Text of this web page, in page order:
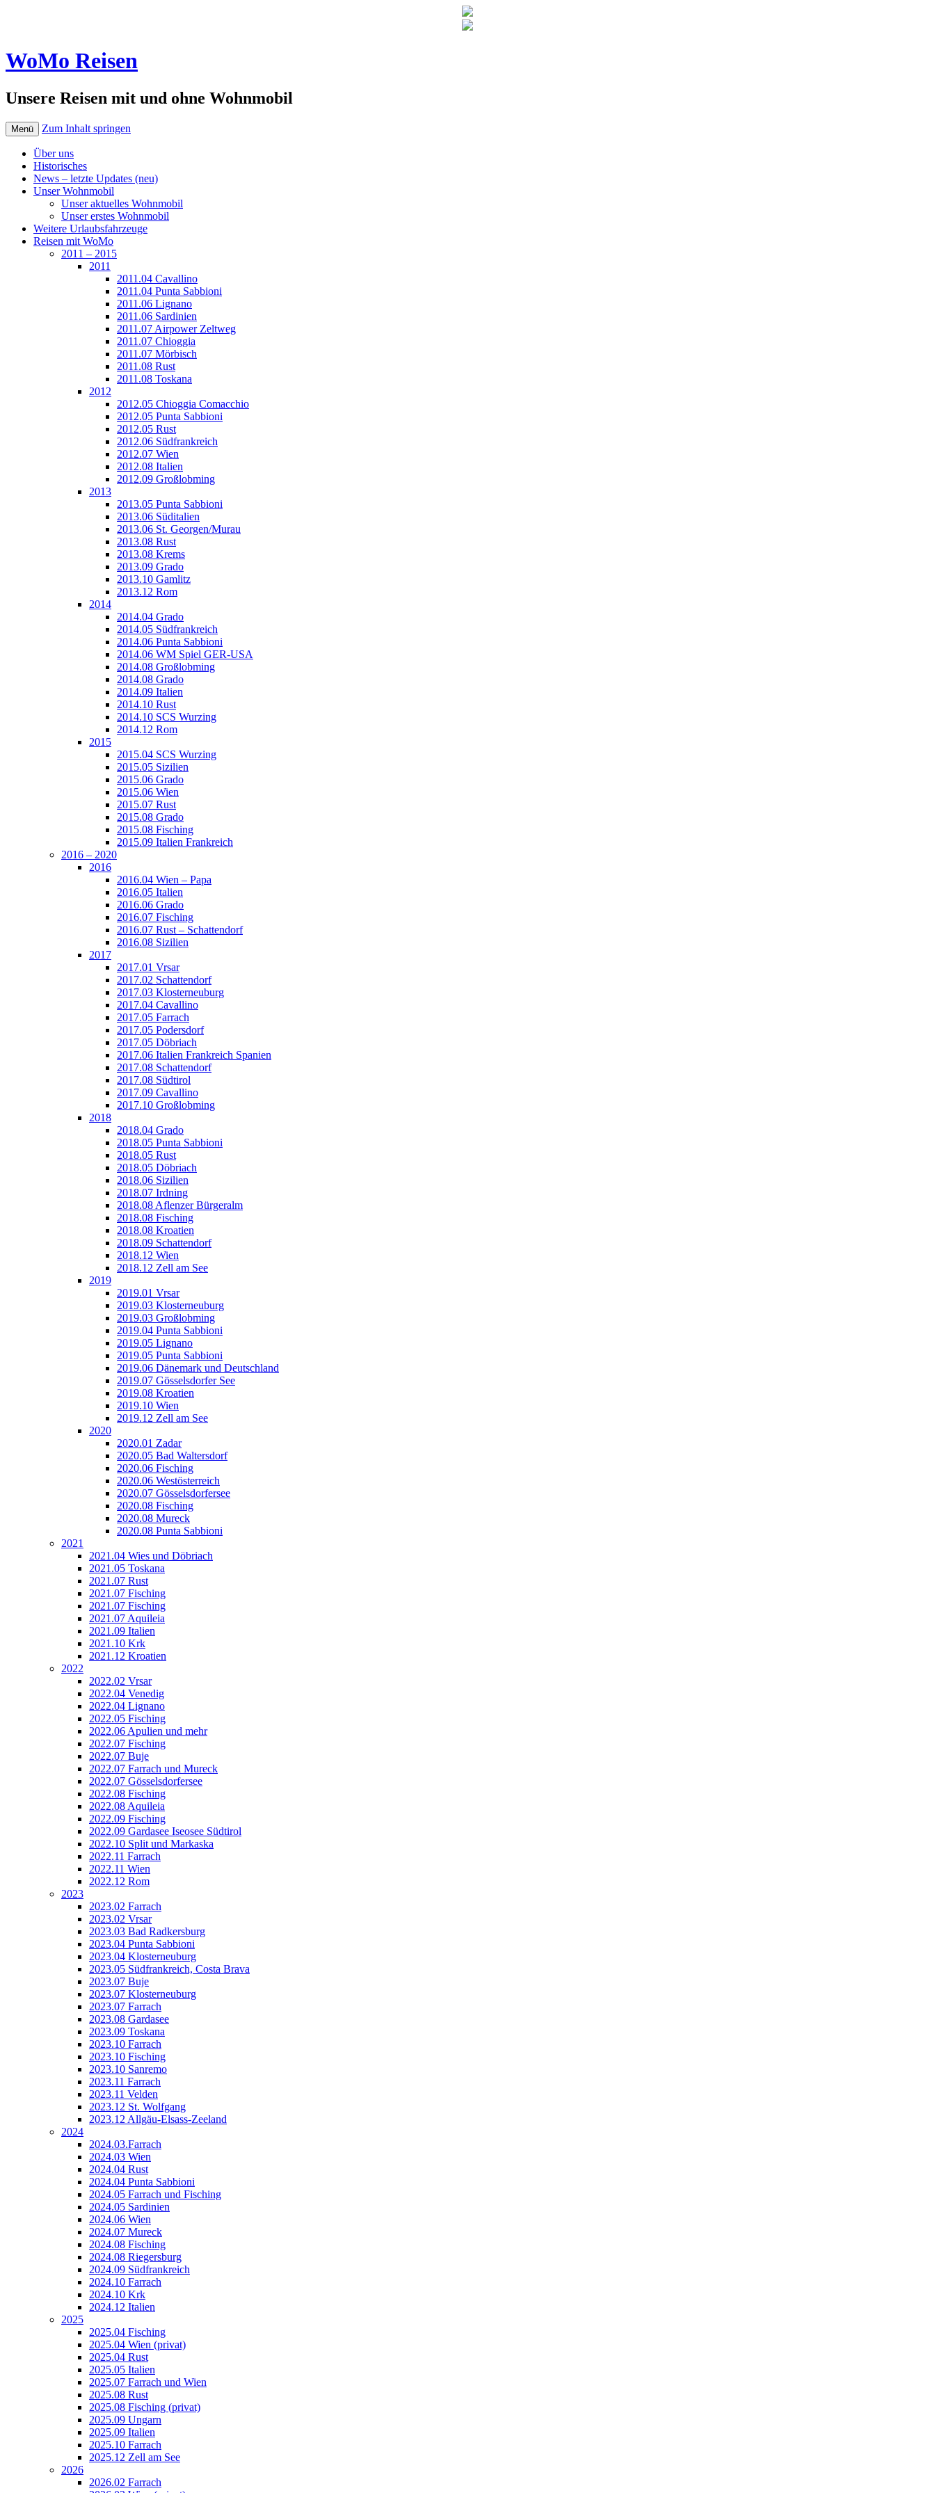
WoMo Reisen
Unsere Reisen mit und ohne Wohnmobil
Menü Zum Inhalt springen
Über uns
Historisches
News – letzte Updates (neu)
Unser Wohnmobil
Unser aktuelles Wohnmobil
Unser erstes Wohnmobil
Weitere Urlaubsfahrzeuge
Reisen mit WoMo
2011 – 2015
2011
2011.04 Cavallino
2011.04 Punta Sabbioni
2011.06 Lignano
2011.06 Sardinien
2011.07 Airpower Zeltweg
2011.07 Chioggia
2011.07 Mörbisch
2011.08 Rust
2011.08 Toskana
2012
2012.05 Chioggia Comacchio
2012.05 Punta Sabbioni
2012.05 Rust
2012.06 Südfrankreich
2012.07 Wien
2012.08 Italien
2012.09 Großlobming
2013
2013.05 Punta Sabbioni
2013.06 Süditalien
2013.06 St. Georgen/Murau
2013.08 Rust
2013.08 Krems
2013.09 Grado
2013.10 Gamlitz
2013.12 Rom
2014
2014.04 Grado
2014.05 Südfrankreich
2014.06 Punta Sabbioni
2014.06 WM Spiel GER-USA
2014.08 Großlobming
2014.08 Grado
2014.09 Italien
2014.10 Rust
2014.10 SCS Wurzing
2014.12 Rom
2015
2015.04 SCS Wurzing
2015.05 Sizilien
2015.06 Grado
2015.06 Wien
2015.07 Rust
2015.08 Grado
2015.08 Fisching
2015.09 Italien Frankreich
2016 – 2020
2016
2016.04 Wien – Papa
2016.05 Italien
2016.06 Grado
2016.07 Fisching
2016.07 Rust – Schattendorf
2016.08 Sizilien
2017
2017.01 Vrsar
2017.02 Schattendorf
2017.03 Klosterneuburg
2017.04 Cavallino
2017.05 Farrach
2017.05 Podersdorf
2017.05 Döbriach
2017.06 Italien Frankreich Spanien
2017.08 Schattendorf
2017.08 Südtirol
2017.09 Cavallino
2017.10 Großlobming
2018
2018.04 Grado
2018.05 Punta Sabbioni
2018.05 Rust
2018.05 Döbriach
2018.06 Sizilien
2018.07 Irdning
2018.08 Aflenzer Bürgeralm
2018.08 Fisching
2018.08 Kroatien
2018.09 Schattendorf
2018.12 Wien
2018.12 Zell am See
2019
2019.01 Vrsar
2019.03 Klosterneuburg
2019.03 Großlobming
2019.04 Punta Sabbioni
2019.05 Lignano
2019.05 Punta Sabbioni
2019.06 Dänemark und Deutschland
2019.07 Gösselsdorfer See
2019.08 Kroatien
2019.10 Wien
2019.12 Zell am See
2020
2020.01 Zadar
2020.05 Bad Waltersdorf
2020.06 Fisching
2020.06 Westösterreich
2020.07 Gösselsdorfersee
2020.08 Fisching
2020.08 Mureck
2020.08 Punta Sabbioni
2021
2021.04 Wies und Döbriach
2021.05 Toskana
2021.07 Rust
2021.07 Fisching
2021.07 Fisching
2021.07 Aquileia
2021.09 Italien
2021.10 Krk
2021.12 Kroatien
2022
2022.02 Vrsar
2022.04 Venedig
2022.04 Lignano
2022.05 Fisching
2022.06 Apulien und mehr
2022.07 Fisching
2022.07 Buje
2022.07 Farrach und Mureck
2022.07 Gösselsdorfersee
2022.08 Fisching
2022.08 Aquileia
2022.09 Fisching
2022.09 Gardasee Iseosee Südtirol
2022.10 Split und Markaska
2022.11 Farrach
2022.11 Wien
2022.12 Rom
2023
2023.02 Farrach
2023.02 Vrsar
2023.03 Bad Radkersburg
2023.04 Punta Sabbioni
2023.04 Klosterneuburg
2023.05 Südfrankreich, Costa Brava
2023.07 Buje
2023.07 Klosterneuburg
2023.07 Farrach
2023.08 Gardasee
2023.09 Toskana
2023.10 Farrach
2023.10 Fisching
2023.10 Sanremo
2023.11 Farrach
2023.11 Velden
2023.12 St. Wolfgang
2023.12 Allgäu-Elsass-Zeeland
2024
2024.03.Farrach
2024.03 Wien
2024.04 Rust
2024.04 Punta Sabbioni
2024.05 Farrach und Fisching
2024.05 Sardinien
2024.06 Wien
2024.07 Mureck
2024.08 Fisching
2024.08 Riegersburg
2024.09 Südfrankreich
2024.10 Farrach
2024.10 Krk
2024.12 Italien
2025
2025.04 Fisching
2025.04 Wien (privat)
2025.04 Rust
2025.05 Italien
2025.07 Farrach und Wien
2025.08 Rust
2025.08 Fisching (privat)
2025.09 Ungarn
2025.09 Italien
2025.10 Farrach
2025.12 Zell am See
2026
2026.02 Farrach